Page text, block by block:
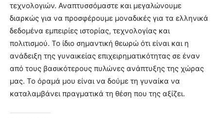
τεχνολογιών. Αναπτυσσόμαστε και μεγαλώνουμε
διαρκώς για να προσφέρουμε μοναδικές για τα ελληνικά
δεδομένα εμπειρίες ιστορίας, τεχνολογίας και
πολιτισμού. Το ίδιο σημαντική θεωρώ ότι είναι και η
ανάδειξη της γυναικείας επιχειρηματικότητας σε έναν
από τους βασικότερους πυλώνες ανάπτυξης της χώρας
μας. Το όραμά μου είναι να δούμε τη γυναίκα να
καταλαμβάνει πραγματικά τη θέση που της αξίζει.